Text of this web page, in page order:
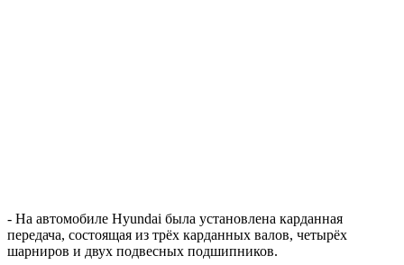
- На автомобиле Hyundai была установлена карданная
передача, состоящая из трёх карданных валов, четырёх
шарниров и двух подвесных подшипников.